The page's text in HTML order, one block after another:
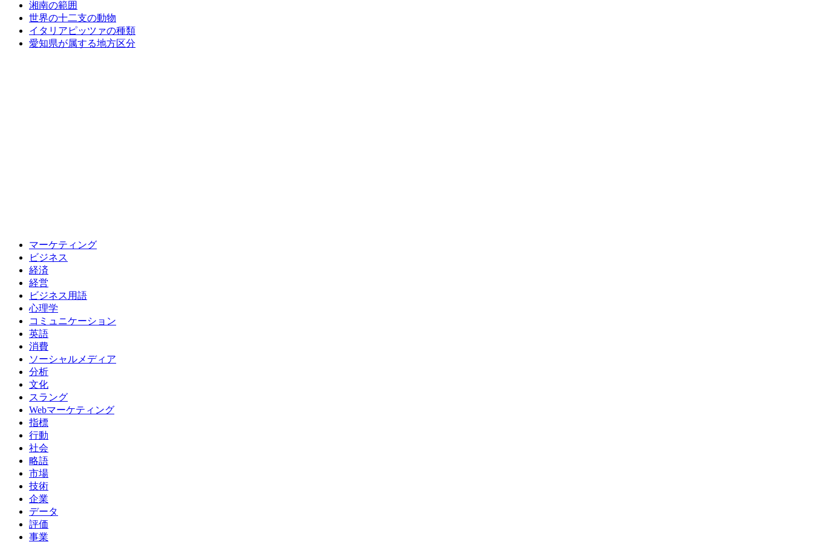
湘南の範囲
世界の十二支の動物
イタリアピッツァの種類
愛知県が属する地方区分
マーケティング
ビジネス
経済
経営
ビジネス用語
心理学
コミュニケーション
英語
消費
ソーシャルメディア
分析
文化
スラング
Webマーケティング
指標
行動
社会
略語
市場
技術
企業
データ
評価
事業